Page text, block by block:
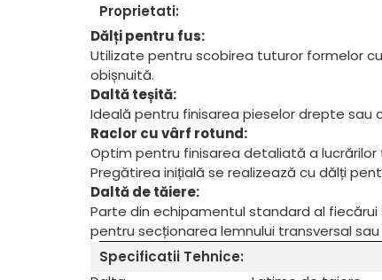
Masini de gaurit radiale
Masini de gaurit si frezat
Masini de gaurit cu freza
Masini de frezat universale
Centre de prelucrare verticale
Masini de frezat cu batiu
Masini de frezat multifunctionale
Masini de frezat universale SERVO
Masini de frezat verticale
Masini de slefuit metal
Proprietati:
Dălți pentru fus:
Utilizate pentru scobirea tuturor formelor
obișnuită.
Daltă teșită:
Ideală pentru finisarea pieselor drepte sau
Raclor cu vârf rotund:
Optim pentru finisarea detaliată a
Pregătirea inițială se realizează cu dălți
Daltă de tăiere:
Parte din echipamentul standard al
pentru secționarea lemnului transversal
Specificatii Tehnice: